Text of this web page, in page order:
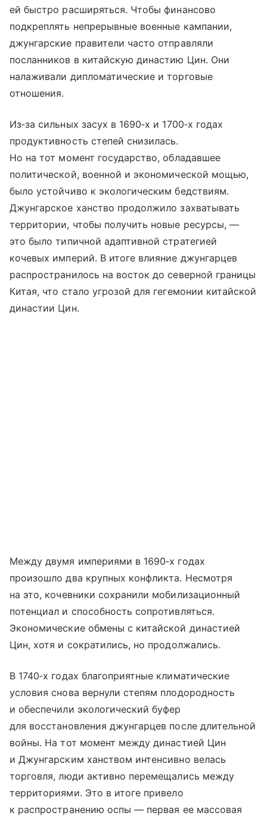
ей быстро расширяться. Чтобы финансово
подкреплять непрерывные военные кампании,
джунгарские правители часто отправляли
посланников в китайскую династию Цин. Они
налаживали дипломатические и торговые
отношения.
Из‑за сильных засух в 1690‑х и 1700‑х годах
продуктивность степей снизилась.
Но на тот момент государство, обладавшее
политической, военной и экономической мощью,
было устойчиво к экологическим бедствиям.
Джунгарское ханство продолжило захватывать
территории, чтобы получить новые ресурсы, —
это было типичной адаптивной стратегией
кочевых империй. В итоге влияние джунгарцев
распространилось на восток до северной границы
Китая, что стало угрозой для гегемонии китайской
династии Цин.
Между двумя империями в 1690‑х годах
произошло два крупных конфликта. Несмотря
на это, кочевники сохранили мобилизационный
потенциал и способность сопротивляться.
Экономические обмены с китайской династией
Цин, хотя и сократились, но продолжались.
В 1740‑х годах благоприятные климатические
условия снова вернули степям плодородность
и обеспечили экологический буфер
для восстановления джунгарцев после длительной
войны. На тот момент между династией Цин
и Джунгарским ханством интенсивно велась
торговля, люди активно перемещались между
территориями. Это в итоге привело
к распространению оспы — первая ее массовая